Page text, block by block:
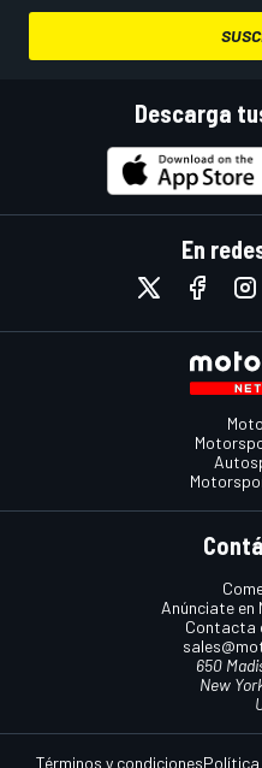
Descarga
En
Anúnciate
Contacta
650
New
Términos y condicionesPolítica